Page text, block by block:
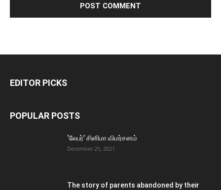
EDITOR PICKS
POPULAR POSTS
‘லேபர்’ சினிமா விமர்சனம்
December 25, 2021
The story of parents abandoned by their